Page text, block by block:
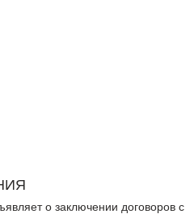
о заключении договоров с